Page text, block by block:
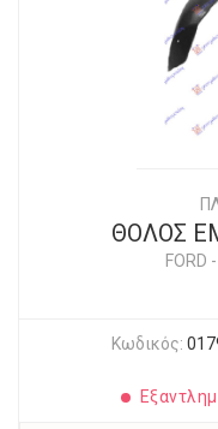
ΘΟΛΟΣ
FORD -
Κωδικός: